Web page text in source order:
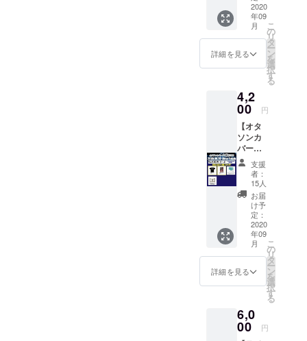
のメッ
セージ
・支援
者限定
打ち上
げ生放
各リ
ターン
内容詳
細は本
文を参
照
2020
年09
月
詳細を見る
こ
の
リ
タ
ー
ン
を
選
択
す
る
4,2
00 円
【オタ
ソンカ
バー大
戦 T
シャツ
コー
ス】 ・
オタソ
ンカ
バー大
戦2020
限定T
シャツ
・オタ
ソンカ
限定ポ
スト
カード
支援
者：
15人
お届
け予
定：
2020
年09
月
詳細を見る
こ
の
リ
タ
ー
ン
を
選
択
す
る
6,0
00 円